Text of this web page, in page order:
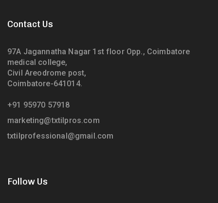
Contact Us
97A Jagannatha Nagar 1st floor Opp., Coimbatore
medical college,
Civil Areodrome post,
Coimbatore-641014.
+91 95970 57918
marketing@txtilpros.com
txtilprofessional@gmail.com
Follow Us